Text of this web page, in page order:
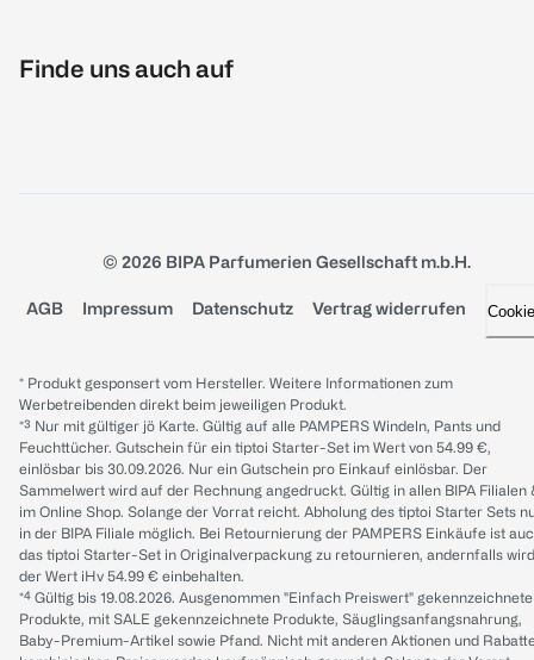
Finde uns auch auf
© 2026 BIPA Parfumerien Gesellschaft m.b.H.
AGB Impressum Datenschutz Vertrag widerrufen
* Produkt gesponsert vom Hersteller. Weitere Informationen zum
Werbetreibenden direkt beim jeweiligen Produkt.
*³ Nur mit gültiger jö Karte. Gültig auf alle PAMPERS Windeln, Pants und
Feuchttücher. Gutschein für ein tiptoi Starter-Set im Wert von 54.99 €,
einlösbar bis 30.09.2026. Nur ein Gutschein pro Einkauf einlösbar. Der
Sammelwert wird auf der Rechnung angedruckt. Gültig in allen BIPA Filialen
im Online Shop. Solange der Vorrat reicht. Abholung des tiptoi Starter Sets
in der BIPA Filiale möglich. Bei Retournierung der PAMPERS Einkäufe ist
das tiptoi Starter-Set in Originalverpackung zu retournieren, andernfalls wird
der Wert iHv 54.99 € einbehalten.
*⁴ Gültig bis 19.08.2026. Ausgenommen "Einfach Preiswert" gekennzeichnete
Produkte, mit SALE gekennzeichnete Produkte, Säuglingsanfangsnahrung,
Baby-Premium-Artikel sowie Pfand. Nicht mit anderen Aktionen und